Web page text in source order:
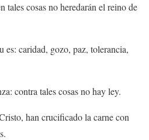
tales cosas no heredarán el reino de
caridad, gozo, paz, tolerancia,
contra tales cosas no hay ley.
han crucificado la carne con